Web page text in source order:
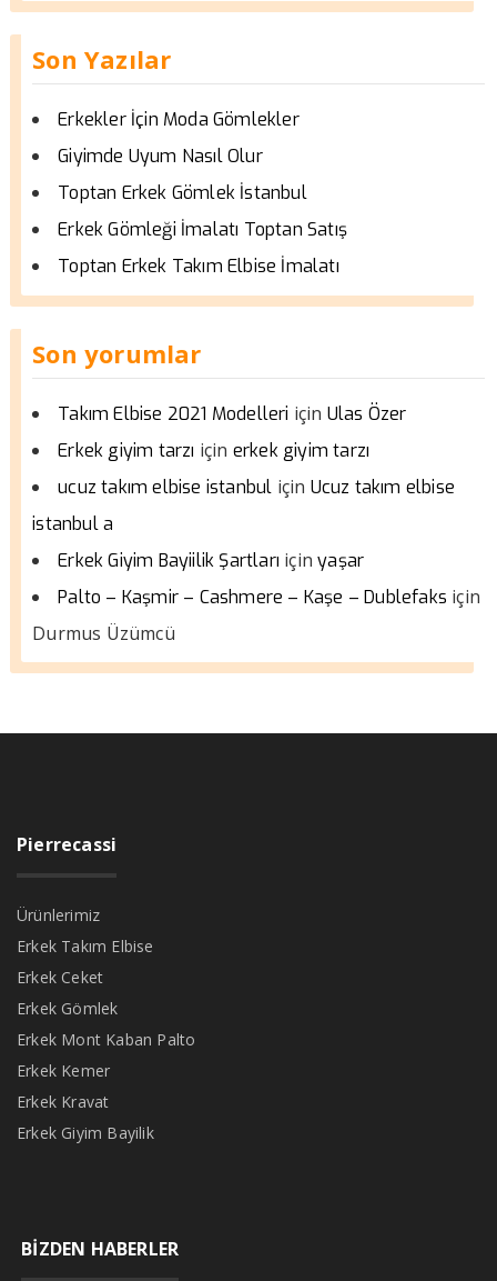
Son Yazılar
Erkekler İçin Moda Gömlekler
Giyimde Uyum Nasıl Olur
Toptan Erkek Gömlek İstanbul
Erkek Gömleği İmalatı Toptan Satış
Toptan Erkek Takım Elbise İmalatı
Son yorumlar
Takım Elbise 2021 Modelleri için Ulas Özer
Erkek giyim tarzı için erkek giyim tarzı
ucuz takım elbise istanbul için Ucuz takım elbise
istanbul a
Erkek Giyim Bayiilik Şartları içinyaşar
Palto – Kaşmir – Cashmere – Kaşe – Dublefaks için
Durmus Üzümcü
Pierrecassi
Ürünlerimiz
Erkek Takım Elbise
Erkek Ceket
Erkek Gömlek
Erkek Mont Kaban Palto
Erkek Kemer
Erkek Kravat
Erkek Giyim Bayilik
BİZDEN HABERLER